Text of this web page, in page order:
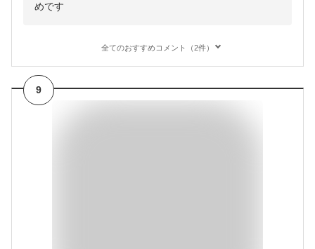
めです
全てのおすすめコメント（2件）
9